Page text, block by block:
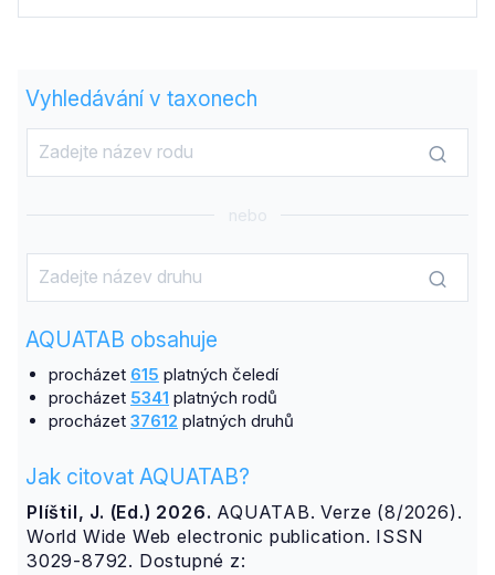
Vyhledávání v taxonech
nebo
AQUATAB obsahuje
procházet 615 platných čeledí
procházet 5341 platných rodů
procházet 37612 platných druhů
Jak citovat AQUATAB?
Plíštil, J. (Ed.) 2026. AQUATAB. Verze (8/2026).
World Wide Web electronic publication. ISSN
3029-8792. Dostupné z: